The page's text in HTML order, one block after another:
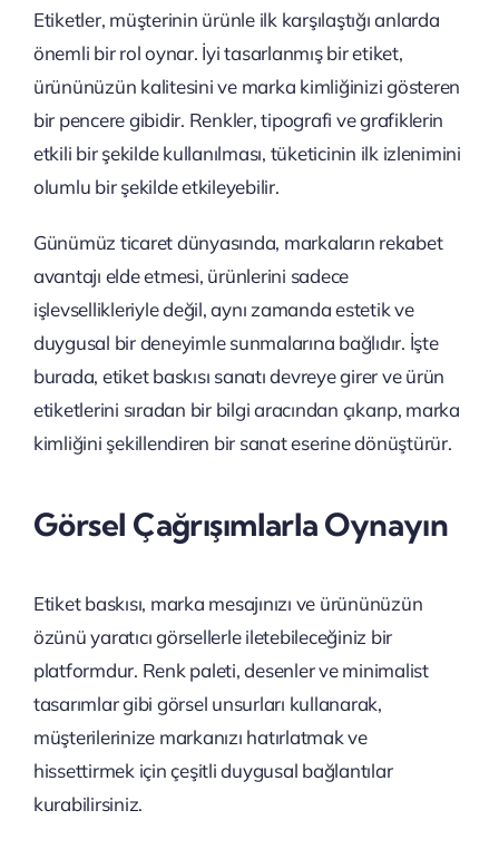
Etiketler, müşterinin ürünle ilk karşılaştığı anlarda
önemli bir rol oynar. İyi tasarlanmış bir etiket,
ürününüzün kalitesini ve marka kimliğinizi gösteren
bir pencere gibidir. Renkler, tipografi ve grafiklerin
etkili bir şekilde kullanılması, tüketicinin ilk izlenimini
olumlu bir şekilde etkileyebilir.
Günümüz ticaret dünyasında, markaların rekabet
avantajı elde etmesi, ürünlerini sadece
işlevsellikleriyle değil, aynı zamanda estetik ve
duygusal bir deneyimle sunmalarına bağlıdır. İşte
burada, etiket baskısı sanatı devreye girer ve ürün
etiketlerini sıradan bir bilgi aracından çıkarıp, marka
kimliğini şekillendiren bir sanat eserine dönüştürür.
Görsel Çağrışımlarla Oynayın
Etiket baskısı, marka mesajınızı ve ürününüzün
özünü yaratıcı görsellerle iletebileceğiniz bir
platformdur. Renk paleti, desenler ve minimalist
tasarımlar gibi görsel unsurları kullanarak,
müşterilerinize markanızı hatırlatmak ve
hissettirmek için çeşitli duygusal bağlantılar
kurabilirsiniz.